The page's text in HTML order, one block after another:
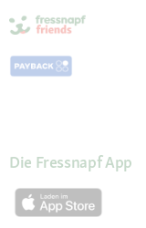
Die Fressnapf App